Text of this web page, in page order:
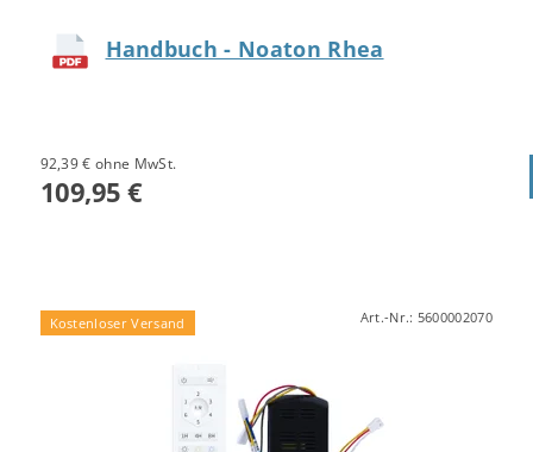
Handbuch - Noaton Rhea
92,39 € ohne MwSt.
109,95 €
Kostenloser Versand Art.-Nr.: 5600002070